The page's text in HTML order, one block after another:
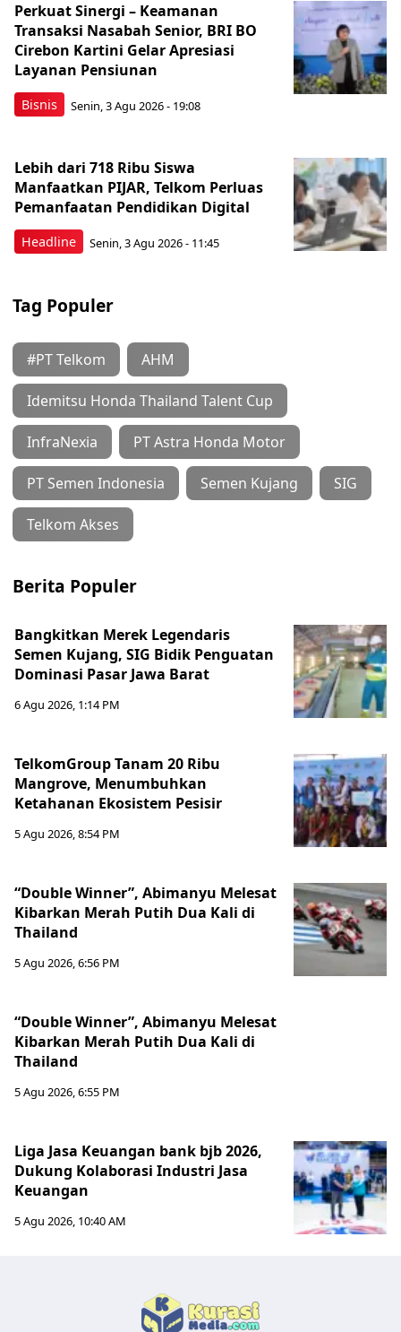
Bisnis
Perkuat Sinergi – Keamanan
Transaksi Nasabah Senior, BRI BO
Cirebon Kartini Gelar Apresiasi
Layanan Pensiunan
Senin, 3 Agu 2026 - 19:08
Headline
Lebih dari 718 Ribu Siswa
Manfaatkan PIJAR, Telkom Perluas
Pemanfaatan Pendidikan Digital
Senin, 3 Agu 2026 - 11:45
Tag Populer
#PT Telkom AHM
Idemitsu Honda Thailand Talent Cup
InfraNexia PT Astra Honda Motor
PT Semen Indonesia Semen Kujang SIG
Telkom Akses
Berita Populer
Bangkitkan Merek Legendaris
Semen Kujang, SIG Bidik Penguatan
Dominasi Pasar Jawa Barat
6 Agu 2026, 1:14 PM
TelkomGroup Tanam 20 Ribu
Mangrove, Menumbuhkan
Ketahanan Ekosistem Pesisir
5 Agu 2026, 8:54 PM
“Double Winner”, Abimanyu Melesat
Kibarkan Merah Putih Dua Kali di
Thailand
5 Agu 2026, 6:56 PM
“Double Winner”, Abimanyu Melesat
Kibarkan Merah Putih Dua Kali di
Thailand
5 Agu 2026, 6:55 PM
Liga Jasa Keuangan bank bjb 2026,
Dukung Kolaborasi Industri Jasa
Keuangan
5 Agu 2026, 10:40 AM